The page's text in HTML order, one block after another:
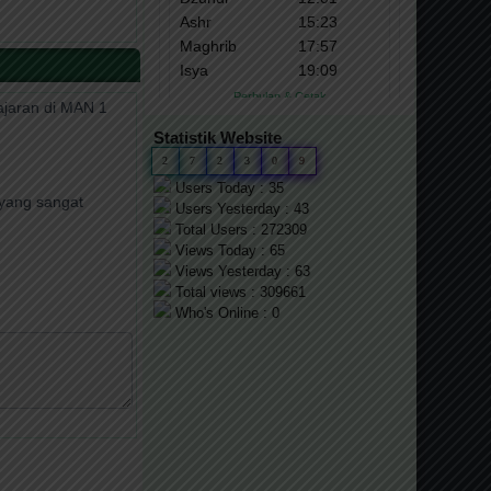
di MAN 1
sangat
Statistik Website
2 7 2 3 0 9
Users Today : 35
Users Yesterday : 43
Total Users : 272309
Views Today : 65
Views Yesterday : 63
Total views : 309661
Who's Online : 0